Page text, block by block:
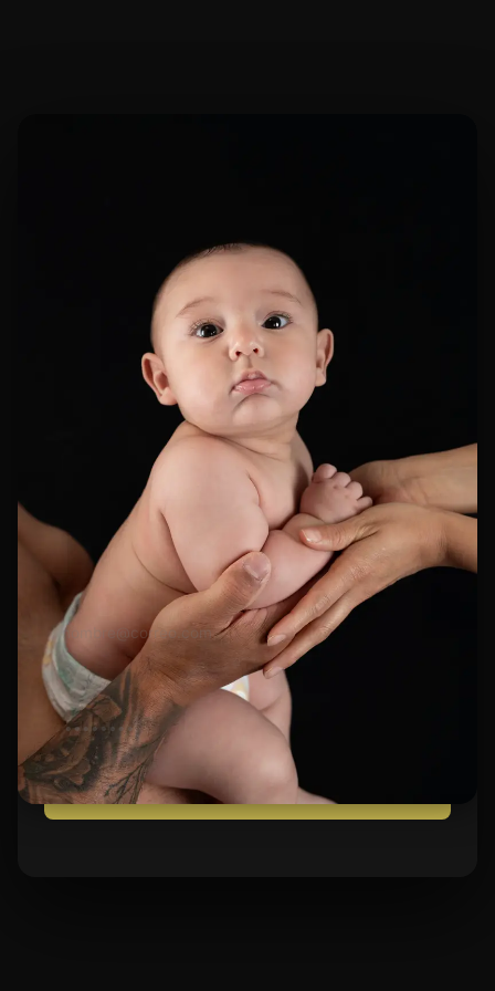
GALERÍA PRIVADA
FOTOS DE MI PRIMER AÑO
TU CORREO ELECTRÓNICO
CONTRASEÑA
ENTRAR